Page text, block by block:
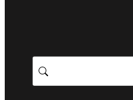
Search